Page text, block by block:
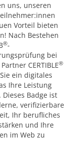
uns, unseren
Vorteil bieten
Nach Bestehen
®-
bei
CERTIBLE®
ein digitales
Ihre Leistung
Dieses Badge ist
verifizierbare
Ihr berufliches
und Ihre
im Web zu